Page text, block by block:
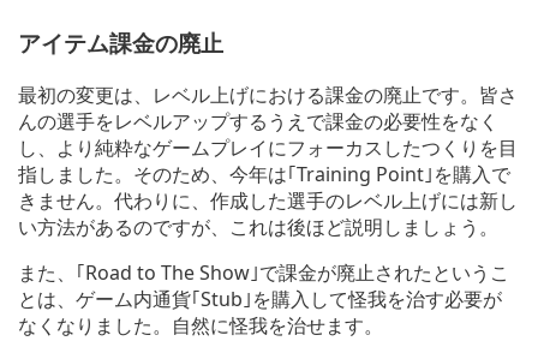
アイテム課金の廃止
最初の変更は、レベル上げにおける課金の廃止です。皆さ
んの選手をレベルアップするうえで課金の必要性をなく
し、より純粋なゲームプレイにフォーカスしたつくりを目
指しました。そのため、今年は｢Training Point｣を購入で
きません。代わりに、作成した選手のレベル上げには新し
い方法があるのですが、これは後ほど説明しましょう。
また、｢Road to The Show｣で課金が廃止されたというこ
とは、ゲーム内通貨｢Stub｣を購入して怪我を治す必要が
なくなりました。自然に怪我を治せます。